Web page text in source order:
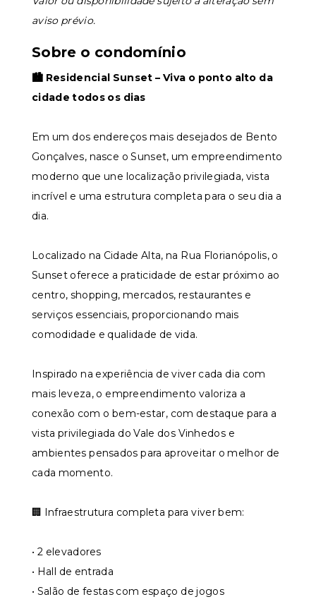
aviso prévio.
Sobre o condomínio
🏙️ Residencial Sunset – Viva o ponto alto da
cidade todos os dias
Em um dos endereços mais desejados de Bento
Gonçalves, nasce o Sunset, um empreendimento
moderno que une localização privilegiada, vista
incrível e uma estrutura completa para o seu dia a
dia.
Localizado na Cidade Alta, na Rua Florianópolis, o
Sunset oferece a praticidade de estar próximo ao
centro, shopping, mercados, restaurantes e
serviços essenciais, proporcionando mais
comodidade e qualidade de vida.
Inspirado na experiência de viver cada dia com
mais leveza, o empreendimento valoriza a
conexão com o bem-estar, com destaque para a
vista privilegiada do Vale dos Vinhedos e
ambientes pensados para aproveitar o melhor de
cada momento.
🏢 Infraestrutura completa para viver bem:
• 2 elevadores
• Hall de entrada
• Salão de festas com espaço de jogos